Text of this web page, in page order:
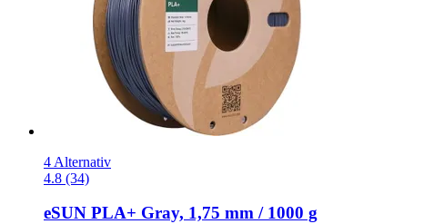
4 Alternativ
4.8 (34)
eSUN PLA+ Gray, 1,75 mm / 1000 g